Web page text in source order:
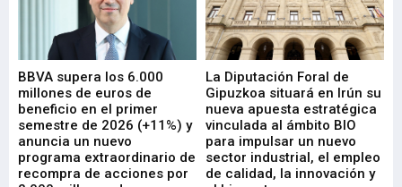
BBVA supera los 6.000
millones de euros de
beneficio en el primer
semestre de 2026 (+11%) y
anuncia un nuevo
programa extraordinario de
recompra de acciones por
La Diputación Foral de
Gipuzkoa situará en Irún su
nueva apuesta estratégica
vinculada al ámbito BIO
para impulsar un nuevo
sector industrial, el empleo
de calidad, la innovación y